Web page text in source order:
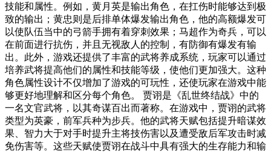
技能和属性。例如，黄月英是输出角色，在扛伤时能够达到极
致的输出；黄忠则是后排单体爆发输出角色，他的高额爆发可
以使队伍当中的弓箭手拥有着穿刺效果；马超作为奇兵，可以
在前面进行抗伤，并且无视敌人的控制，有防御有爆发有输
出。此外，游戏还提供了丰富的武将养成系统，玩家可以通过
培养武将提高他们的属性和技能等级，使他们更加强大。这种
角色属性设计不仅增加了游戏的可玩性，还使玩家在游戏中能
够更好地理解和区分每个角色。 贾诩是《乱世终结战》中的
一名文官武将，以其奇谋百出而著称。在游戏中，贾诩的武将
类型为英豪，前军兵种为步兵。他的武将天赋包括提升暗谋效
果、智力大于对手时提升主将技伤害以及遭受敌后军攻击时减
免伤害等。这些天赋使贾诩在战斗中具有强大的生存能力和输